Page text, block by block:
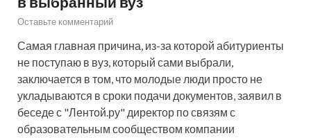
Оставьте комментарий
Самая главная причина, из-за которой абитуриенты
не поступаю в вуз, который сами выбрали,
заключается в том, что молодые люди просто не
укладываются в сроки подачи документов, заявил в
беседе с "Лентой.ру" директор по связям с
образовательным сообществом компании